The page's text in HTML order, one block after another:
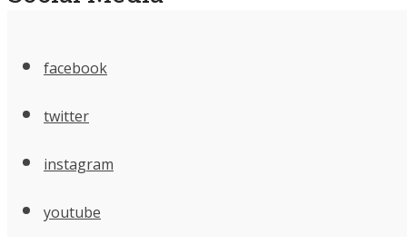
facebook
twitter
instagram
youtube